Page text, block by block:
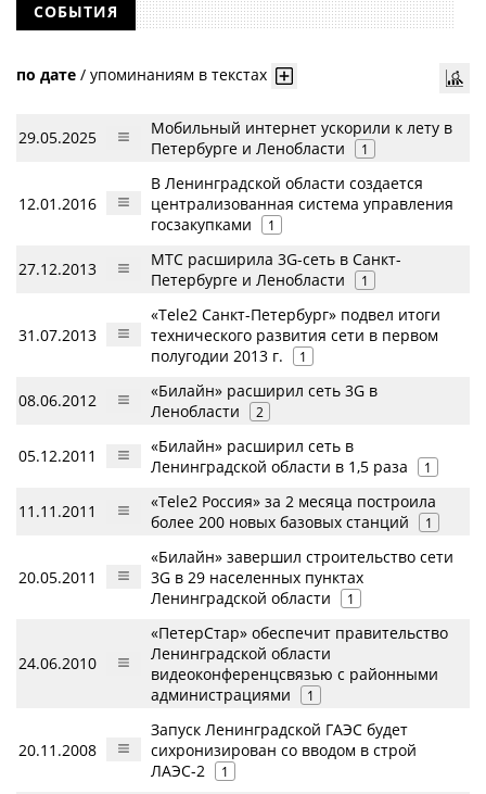
СОБЫТИЯ
по дате / упоминаниям в текстах
29.05.2025
Мобильный интернет ускорили к лету в
Петербурге и Ленобласти
1
12.01.2016
В Ленинградской области создается
централизованная система управления
госзакупками
1
27.12.2013
МТС расширила 3G-сеть в Санкт-
Петербурге и Ленобласти
1
31.07.2013
«Tele2 Санкт-Петербург» подвел итоги
технического развития сети в первом
полугодии 2013 г.
1
08.06.2012
«Билайн» расширил сеть 3G в
Ленобласти
2
05.12.2011
«Билайн» расширил сеть в
Ленинградской области в 1,5 раза
1
11.11.2011
«Tele2 Россия» за 2 месяца построила
более 200 новых базовых станций
1
20.05.2011
«Билайн» завершил строительство сети
3G в 29 населенных пунктах
Ленинградской области
1
24.06.2010
«ПетерСтар» обеспечит правительство
Ленинградской области
видеоконференцсвязью с районными
администрациями
1
20.11.2008
Запуск Ленинградской ГАЭС будет
сихронизирован со вводом в строй
ЛАЭС-2
1